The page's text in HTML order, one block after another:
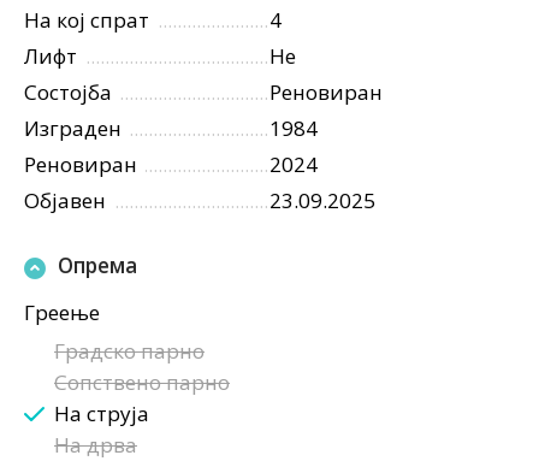
На кој спрат
4
Лифт
Не
Состојба
Реновиран
Изграден
1984
Реновиран
2024
Објавен
23.09.2025
Опрема
Греење
Градско парно
Сопствено парно
На струја
На дрва